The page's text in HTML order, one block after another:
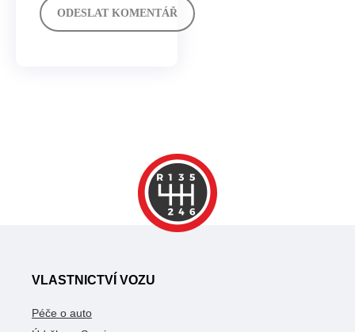
VLASTNICTVÍ VOZU
Péče o auto